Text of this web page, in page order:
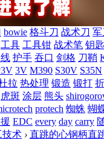
bowie 格斗刀 战术刀 军
工具 工具钳 战术笔 钥匙
护手 吞口 剑格 刀鞘
3V M390 S30V S35N
拉 热处理 锻造 锻打
虎斑 涂层 熊头
protech 蜘蛛 蝴
EDC every day carry
技术 › 直跳的心钢柄直